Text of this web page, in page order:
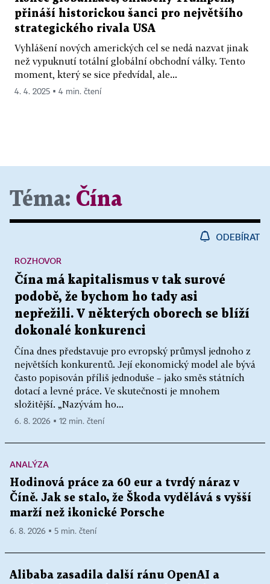
přináší historickou šanci pro největšího
strategického rivala USA
Vyhlášení nových amerických cel se nedá nazvat jinak
než vypuknutí totální globální obchodní války. Tento
moment, který se sice předvídal, ale...
4. 4. 2025 ▪ 4 min. čtení
Téma: Čína
ODEBÍRAT
Čína má kapitalismus v tak surové
podobě, že bychom ho tady asi
nepřežili. V některých oborech se blíží
dokonalé konkurenci
Čína dnes představuje pro evropský průmysl jednoho z
největších konkurentů. Její ekonomický model ale bývá
často popisován příliš jednoduše – jako směs státních
dotací a levné práce. Ve skutečnosti je mnohem
složitější. „Nazývám ho...
ROZHOVOR
6. 8. 2026 ▪ 12 min. čtení
ANALÝZA
Hodinová práce za 60 eur a tvrdý náraz v
Číně. Jak se stalo, že Škoda vydělává s vyšší
marží než ikonické Porsche
6. 8. 2026 ▪ 5 min. čtení
Alibaba zasadila další ránu OpenAI a